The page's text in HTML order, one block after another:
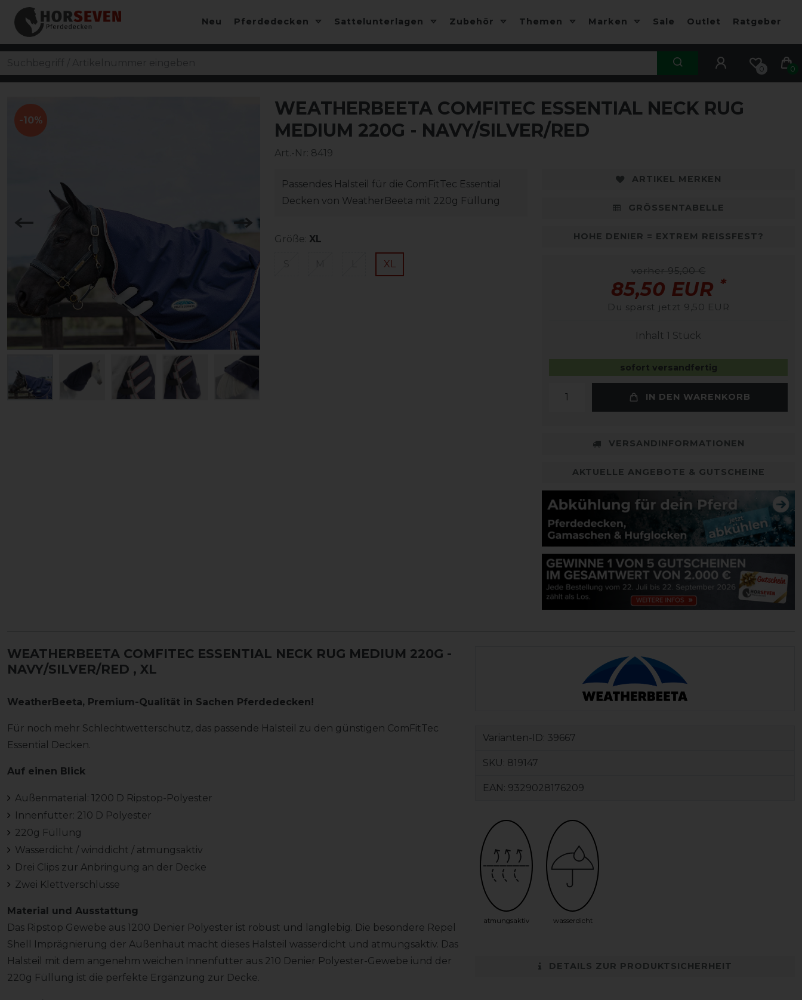
Neu Pferdedecken Sattelunterlagen Zubehör Themen Marken Sale Outlet Ratgeber
0 0
-10% -10%
WEATHERBEETA COMFITEC ESSENTIAL NECK RUG
MEDIUM 220G - NAVY/SILVER/RED
Art.-Nr: 8419
Passendes Halsteil für die ComFitTec Essential
Decken von WeatherBeeta mit 220g Füllung
Größe: XL
XL
ARTIKEL MERKEN
GRÖSSENTABELLE
HOHE DENIER = EXTREM REISSFEST?
vorher 95,00 €
85,50 EUR *
Du sparst jetzt 9,50 EUR
Inhalt 1 Stück
sofort versandfertig
IN DEN WARENKORB
VERSANDINFORMATIONEN
AKTUELLE ANGEBOTE & GUTSCHEINE
WEATHERBEETA COMFITEC ESSENTIAL NECK RUG MEDIUM 220G -
NAVY/SILVER/RED , XL
WeatherBeeta, Premium-Qualität in Sachen Pferdedecken!
Für noch mehr Schlechtwetterschutz, das passende Halsteil zu den günstigen ComFitTec
Essential Decken.
Auf einen Blick
Außenmaterial: 1200 D Ripstop-Polyester
Innenfutter: 210 D Polyester
220g Füllung
Wasserdicht / winddicht / atmungsaktiv
Drei Clips zur Anbringung an der Decke
Zwei Klettverschlüsse
Material und Ausstattung
Das Ripstop Gewebe aus 1200 Denier Polyester ist robust und langlebig. Die besondere Repel
Shell Imprägnierung der Außenhaut macht dieses Halsteil wasserdicht und atmungsaktiv. Das
Halsteil mit dem angenehm weichen Innenfutter aus 210 Denier Polyester-Gewebe iund der
220g Füllung ist die perfekte Ergänzung zur Decke.
Varianten-ID: 39667
SKU: 819147
EAN: 9329028176209
atmungsaktiv wasserdicht
DETAILS ZUR PRODUKTSICHERHEIT